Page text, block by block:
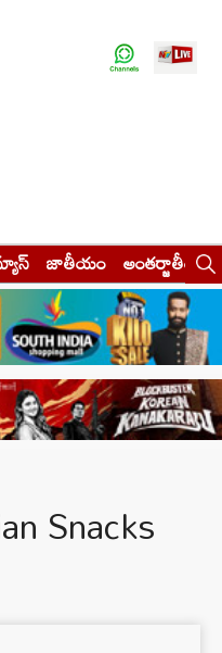
జాతీయం అంతర్జాతీయం
Snacks